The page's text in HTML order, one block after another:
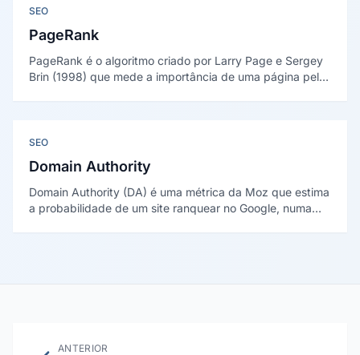
resultados de busca.
SEO
PageRank
PageRank é o algoritmo criado por Larry Page e Sergey
Brin (1998) que mede a importância de uma página pela
SEO
Domain Authority
Domain Authority (DA) é uma métrica da Moz que estima
a probabilidade de um site ranquear no Google, numa
ANTERIOR